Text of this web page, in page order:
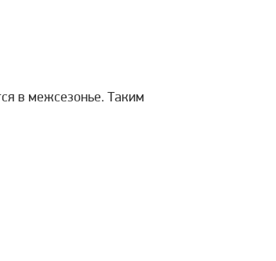
в межсезонье. Таким